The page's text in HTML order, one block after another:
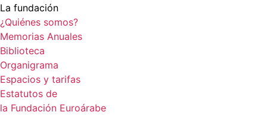
La fundación
¿Quiénes somos?
Memorias Anuales
Biblioteca
Organigrama
Espacios y tarifas
Estatutos de
la Fundación Euroárabe